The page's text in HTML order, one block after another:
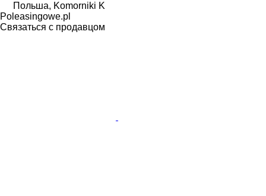
Польша, Komorniki K
Poleasingowe.pl
Связаться с продавцом